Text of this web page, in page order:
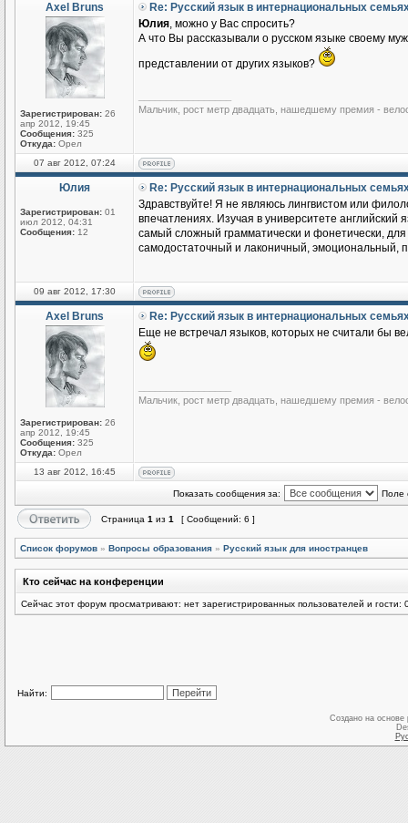
Axel Bruns
Зарегистрирован: 26
апр 2012, 19:45
Сообщения: 325
Откуда: Орел
Re: Русский язык в интернациональных
Юлия, можно у Вас спросить?
А что Вы рассказывали о русском языке своему
представлении от других языков?
Мальчик, рост метр двадцать, нашедшему премия -
07 авг 2012, 07:24
Юлия
Зарегистрирован: 01
июл 2012, 04:31
Сообщения: 12
Re: Русский язык в интернациональных
Здравствуйте! Я не являюсь лингвистом или
впечатлениях. Изучая в университете английский
самый сложный грамматически и фонетически, для
самодостаточный и лаконичный, эмоциональный,
09 авг 2012, 17:30
Axel Bruns
Зарегистрирован: 26
апр 2012, 19:45
Сообщения: 325
Откуда: Орел
Re: Русский язык в интернациональных
Еще не встречал языков, которых не считали бы
Мальчик, рост метр двадцать, нашедшему премия -
13 авг 2012, 16:45
Показать сообщения за: Поле
Страница 1 из 1 [ Сообщений: 6 ]
Список форумов » Вопросы образования » Русский язык для иностранцев
Кто сейчас на конференции
Сейчас этот форум просматривают: нет зарегистрированных пользователей и гости:
Найти:
Создано на основе